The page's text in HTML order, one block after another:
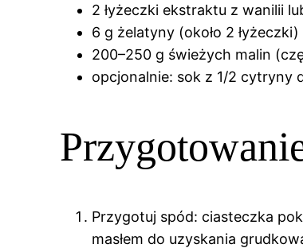
2 łyżeczki ekstraktu z wanilii
6 g żelatyny (około 2
200–250 g świeżych malin
opcjonalnie: sok z 1/2 cytryny
Przygotuj spód: ciasteczka
masłem do uzyskania